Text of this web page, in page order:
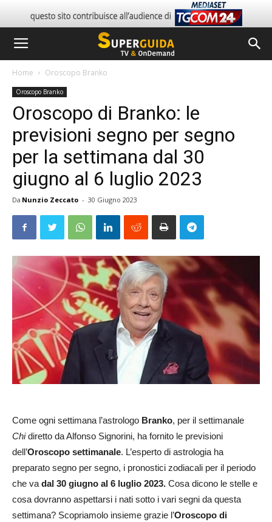
Home Oroscopo Branko
Oroscopo Branko
Oroscopo di Branko: le
previsioni segno per segno
per la settimana dal 30
giugno al 6 luglio 2023
Da Nunzio Zeccato - 30 Giugno 2023
Come ogni settimana l’astrologo Branko, per il settimanale
Chidiretto da Alfonso Signorini, ha fornito le previsioni
dell’Oroscopo settimanale. L’esperto di astrologia ha
preparato segno per segno, i pronostici zodiacali per il periodo
che va dal 30 giugno al 6 luglio 2023. Cosa dicono le stelle e
cosa dovranno aspettarsi i nati sotto i vari segni da questa
settimana? Scopriamolo insieme grazie l’Oroscopo di